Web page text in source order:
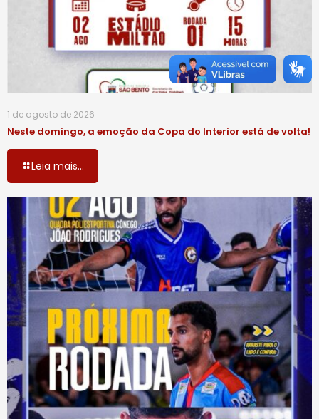
1 de agosto de 2026
Neste domingo, a emoção da Copa do Interior está de volta!
Leia mais...